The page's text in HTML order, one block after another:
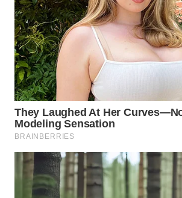
WN
MAJALENGKA
WN
SUBANG
WN
SUKABUMI
WN
PURWAKARTA